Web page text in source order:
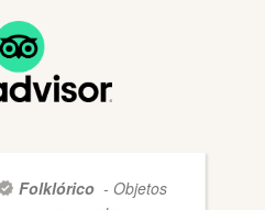
Folklórico - Objetos